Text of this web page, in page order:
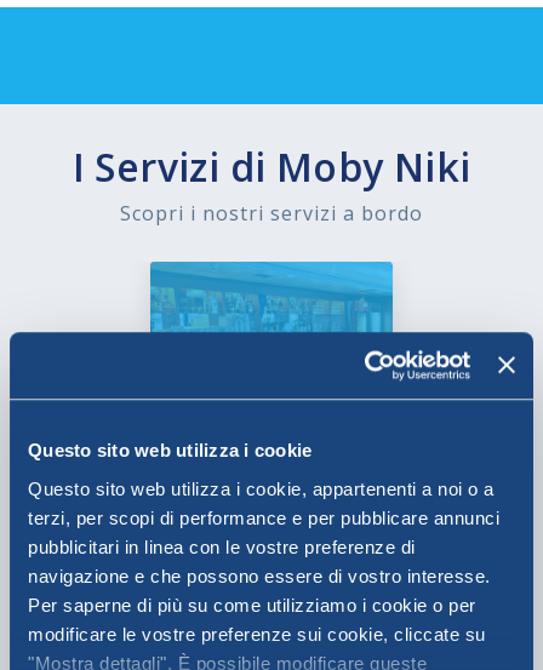
Questo sito web utilizza i cookie
Questo sito web utilizza i cookie, appartenenti a noi o a
terzi, per scopi di performance e per pubblicare annunci
pubblicitari in linea con le vostre preferenze di
navigazione e che possono essere di vostro interesse.
Per saperne di più su come utilizziamo i cookie o per
modificare le vostre preferenze sui cookie, cliccate su
"Mostra dettagli". È possibile modificare queste
I Servizi di Moby Niki
Scopri i nostri servizi a bordo
NAVE CERTIFICATA
SMS
NAVE CERTIFICATA
ISPS